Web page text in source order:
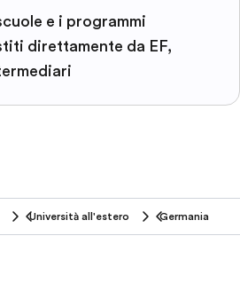
e i programmi
direttamente da EF,
Università all'estero Germania